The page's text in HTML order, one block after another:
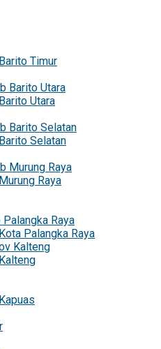
Timur
Barito Utara
Utara
Barito Selatan
Selatan
Murung Raya
Raya
Raya
Palangka Raya
Kalteng